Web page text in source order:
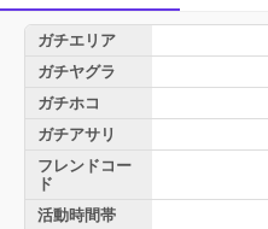
ガチエリア
ガチヤグラ
ガチホコ
ガチアサリ
フレンドコー
ド
活動時間帯